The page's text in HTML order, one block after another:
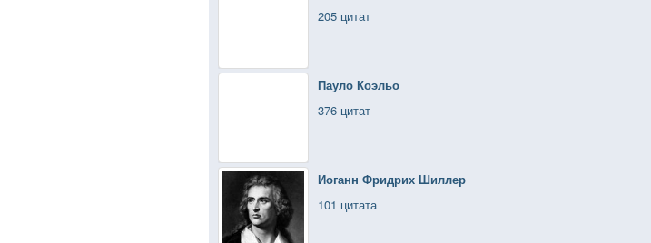
205 цитат
Пауло Коэльо
376 цитат
Иоганн Фридрих Шиллер
101 цитата